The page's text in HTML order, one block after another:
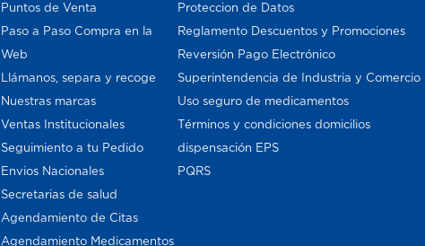
Puntos de Venta
Paso a Paso Compra en la
Web
Llámanos, separa y recoge
Nuestras marcas
Ventas Institucionales
Seguimiento a tu Pedido
Envios Nacionales
Secretarias de salud
Agendamiento de Citas
Agendamiento Medicamentos
Proteccion de Datos
Reglamento Descuentos y Promociones
Reversión Pago Electrónico
Superintendencia de Industria y Comercio
Uso seguro de medicamentos
Términos y condiciones domicilios
dispensación EPS
PQRS